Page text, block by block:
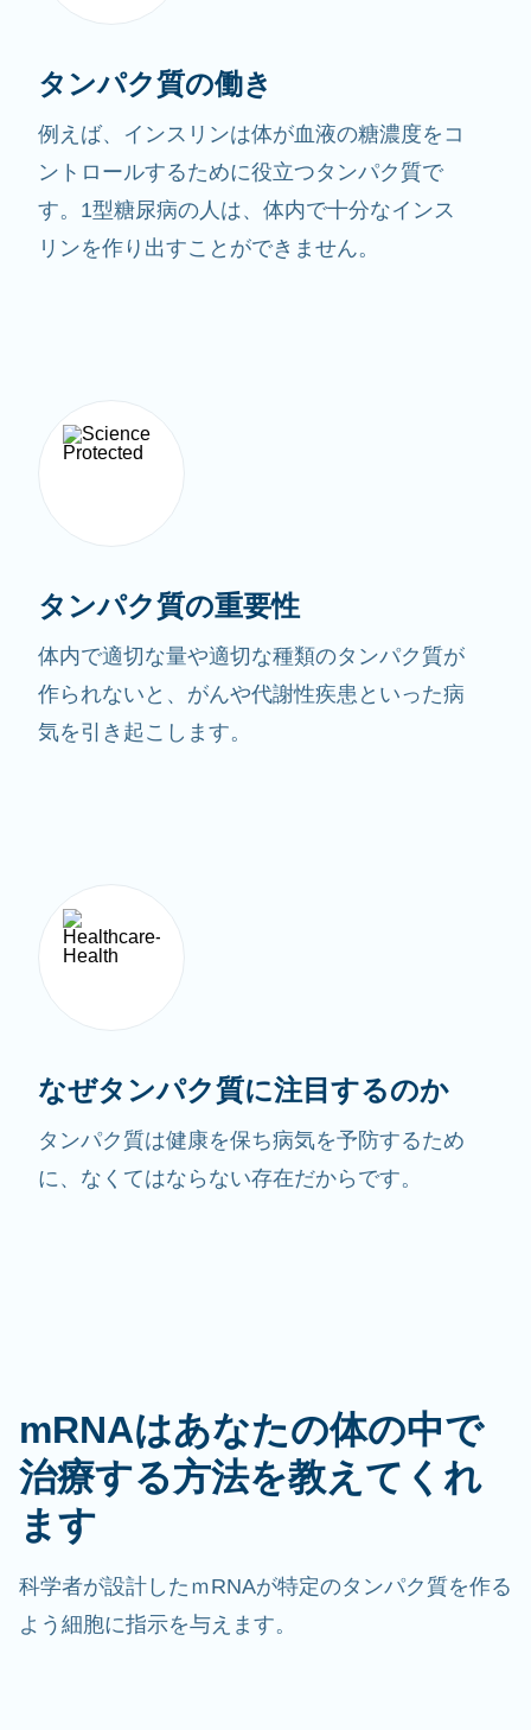
タンパク質の働き
例えば、インスリンは体が血液の糖濃度をコ
ントロールするために役立つタンパク質で
す。1型糖尿病の人は、体内で十分なインス
リンを作り出すことができません。
タンパク質の重要性
体内で適切な量や適切な種類のタンパク質が
作られないと、がんや代謝性疾患といった病
気を引き起こします。
なぜタンパク質に注目するのか
タンパク質は健康を保ち病気を予防するため
に、なくてはならない存在だからです。
mRNAはあなたの体の中で
治療する方法を教えてくれ
ます
科学者が設計したｍRNAが特定のタンパク質を作る
よう細胞に指示を与えます。